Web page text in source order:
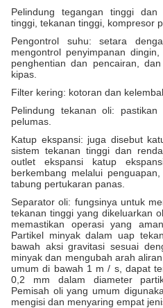
Pelindung tegangan tinggi dan
tinggi, tekanan tinggi, kompresor
Pengontrol suhu: setara
mengontrol penyimpanan
penghentian dan pencairan,
kipas.
Filter kering: kotoran dan
Pelindung tekanan oli:
pelumas.
Katup ekspansi: juga disebut
sistem tekanan tinggi dan
outlet ekspansi katup
berkembang melalui
tabung pertukaran panas.
Separator oli: fungsinya untuk
tekanan tinggi yang dikeluarkan
memastikan operasi yang
Partikel minyak dalam uap
bawah aksi gravitasi sesuai
minyak dan mengubah arah
umum di bawah 1 m / s, dapat
0,2 mm dalam diameter
Pemisah oli yang umum
mengisi dan menyaring empat